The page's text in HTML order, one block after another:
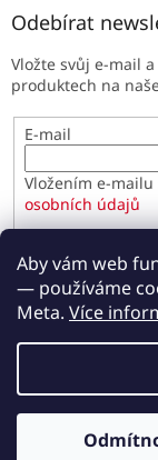
Aby vám web
— používáme
Meta. Více
Odebírat
Vložte svůj e-mail
produktech na
E-mail
Vložením e-
osobních údajů
PŘIHLÁSIT SE